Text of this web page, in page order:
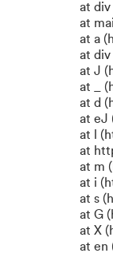
at div
at
at a
at div
at J
at _
at d
at eJ
at l
at
at m
at i
at s
at G
at X
at en